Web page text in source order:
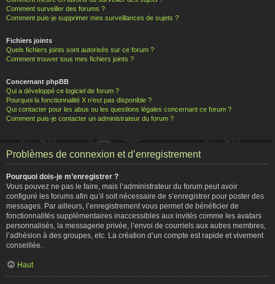
Comment surveiller des forums ?
Comment puis-je supprimer mes surveillances de sujets ?
Fichiers joints
Quels fichiers joints sont autorisés sur ce forum ?
Comment trouver tous mes fichiers joints ?
Concernant phpBB
Qui a développé ce logiciel de forum ?
Pourquoi la fonctionnalité X n’est pas disponible ?
Qui contacter pour les abus ou les questions légales concernant ce forum ?
Comment puis-je contacter un administrateur du forum ?
Problèmes de connexion et d’enregistrement
Pourquoi dois-je m’enregistrer ?
Vous pouvez ne pas le faire, mais l’administrateur du forum peut avoir
configuré les forums afin qu’il soit nécessaire de s’enregistrer pour poster des
messages. Par ailleurs, l’enregistrement vous permet de bénéficier de
fonctionnalités supplémentaires inaccessibles aux invités comme les avatars
personnalisés, la messagerie privée, l’envoi de courriels aux autres membres,
l’adhésion à des groupes, etc. La création d’un compte est rapide et vivement
conseillée.
Haut